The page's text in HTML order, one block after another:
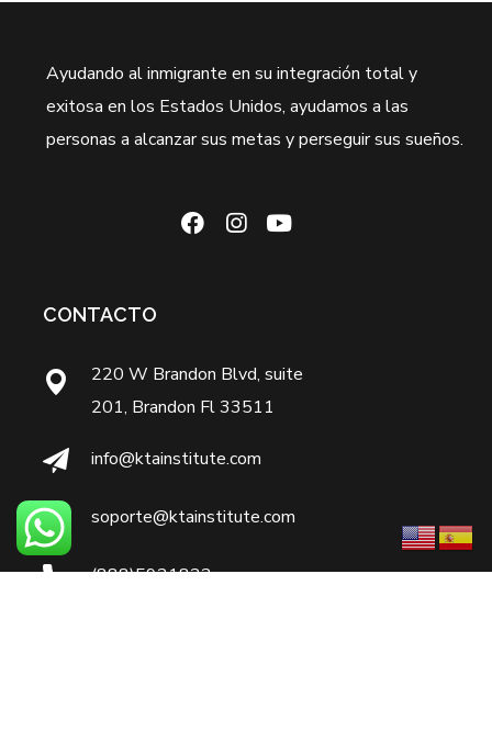
Ayudando al inmigrante en su integración total y
exitosa en los Estados Unidos, ayudamos a las
personas a alcanzar sus metas y perseguir sus sueños.
CONTACTO
220 W Brandon Blvd, suite
201, Brandon Fl 33511
info@ktainstitute.com
soporte@ktainstitute.com
(888)5921822